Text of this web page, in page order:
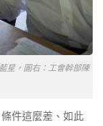
星，圖右：工會幹部陳
件這麼差、如此